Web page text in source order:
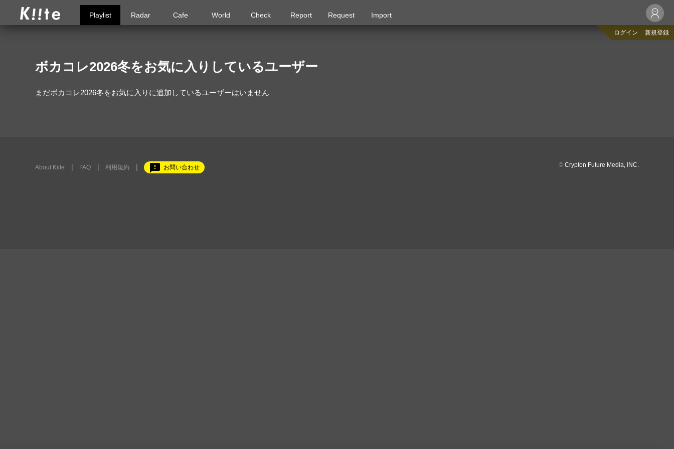
Playlist Radar Cafe World Check Report Request Import
ログイン 新規登録
ボカコレ2026冬をお気に入りしているユーザー
まだボカコレ2026冬をお気に入りに追加しているユーザーはいません
About Kiite FAQ 利用規約 feedback お問い合わせ © Crypton Future Media, INC.